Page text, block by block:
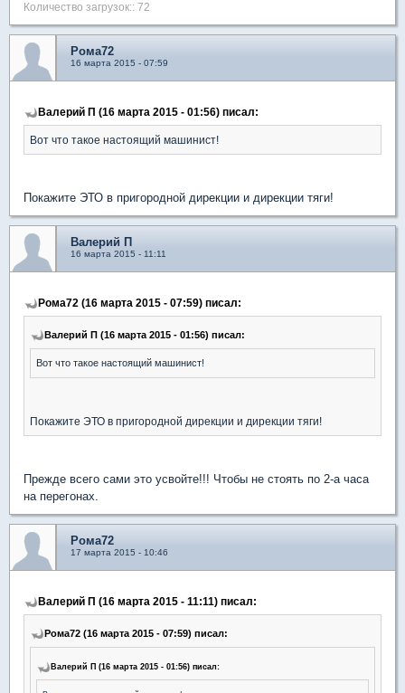
Количество загрузок:: 72
Рома72
16 марта 2015 - 07:59
Валерий П (16 марта 2015 - 01:56) писал:
Вот что такое настоящий машинист!
Покажите ЭТО в пригородной дирекции и дирекции тяги!
Валерий П
16 марта 2015 - 11:11
Рома72 (16 марта 2015 - 07:59) писал:
Валерий П (16 марта 2015 - 01:56) писал:
Вот что такое настоящий машинист!
Покажите ЭТО в пригородной дирекции и дирекции тяги!
Прежде всего сами это усвойте!!! Чтобы не стоять по 2-а часа
на перегонах.
Рома72
17 марта 2015 - 10:46
Валерий П (16 марта 2015 - 11:11) писал:
Рома72 (16 марта 2015 - 07:59) писал:
Валерий П (16 марта 2015 - 01:56) писал: